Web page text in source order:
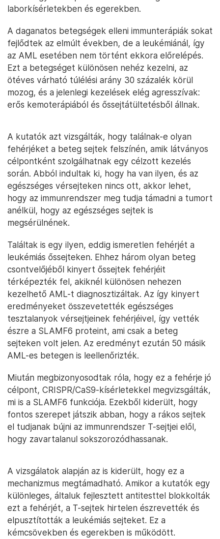
laborkísérletekben és egerekben.
A daganatos betegségek elleni immunterápiák sokat
fejlődtek az elmúlt években, de a leukémiánál, így
az AML esetében nem történt ekkora előrelépés.
Ezt a betegséget különösen nehéz kezelni, az
ötéves várható túlélési arány 30 százalék körül
mozog, és a jelenlegi kezelések elég agresszívak:
erős kemoterápiából és őssejtátültetésből állnak.
A kutatók azt vizsgálták, hogy találnak-e olyan
fehérjéket a beteg sejtek felszínén, amik látványos
célpontként szolgálhatnak egy célzott kezelés
során. Abból indultak ki, hogy ha van ilyen, és az
egészséges vérsejteken nincs ott, akkor lehet,
hogy az immunrendszer meg tudja támadni a tumort
anélkül, hogy az egészséges sejtek is
megsérülnének.
Találtak is egy ilyen, eddig ismeretlen fehérjét a
leukémiás őssejteken. Ehhez három olyan beteg
csontvelőjéből kinyert őssejtek fehérjéit
térképezték fel, akiknél különösen nehezen
kezelhető AML-t diagnosztizáltak. Az így kinyert
eredményeket összevetették egészséges
tesztalanyok vérsejtjeinek fehérjéivel, így vették
észre a SLAMF6 proteint, ami csak a beteg
sejteken volt jelen. Az eredményt ezután 50 másik
AML-es betegen is leellenőrizték.
Miután megbizonyosodtak róla, hogy ez a fehérje jó
célpont, CRISPR/CaS9-kísérletekkel megvizsgálták,
mi is a SLAMF6 funkciója. Ezekből kiderült, hogy
fontos szerepet játszik abban, hogy a rákos sejtek
el tudjanak bújni az immunrendszer T-sejtjei elől,
hogy zavartalanul sokszorozódhassanak.
A vizsgálatok alapján az is kiderült, hogy ez a
mechanizmus megtámadható. Amikor a kutatók egy
különleges, általuk fejlesztett antitesttel blokkolták
ezt a fehérjét, a T-sejtek hirtelen észrevették és
elpusztították a leukémiás sejteket. Ez a
kémcsövekben és egerekben is működött.